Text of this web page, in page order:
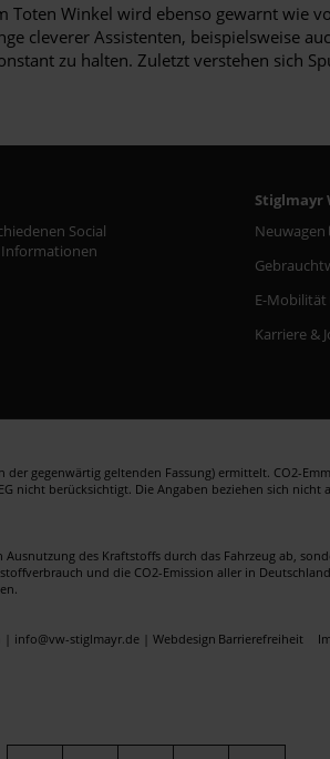
Winkel wird ebenso gewarnt wie
cleverer Assistenten, beispielsweise
zu halten. Zuletzt verstehen sich
Social
Informationen
Stiglmayr
Neuwagen
E-Mobilität
Karriere &
der gegenwärtig geltenden Fassung) ermittelt. CO2-
nicht berücksichtigt. Die Angaben beziehen sich
des Kraftstoffs durch das Fahrzeug ab,
und die CO2-Emission aller in
Barrierefreiheit
| info@vw-stiglmayr.de | Webdesign